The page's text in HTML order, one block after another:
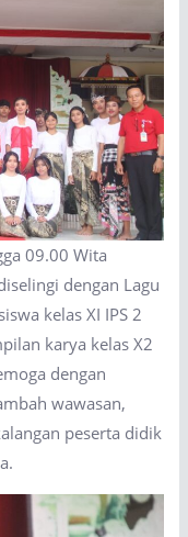
09.00 Wita
dengan Lagu
kelas XI IPS 2
karya kelas X2
dengan
wawasan,
peserta didik